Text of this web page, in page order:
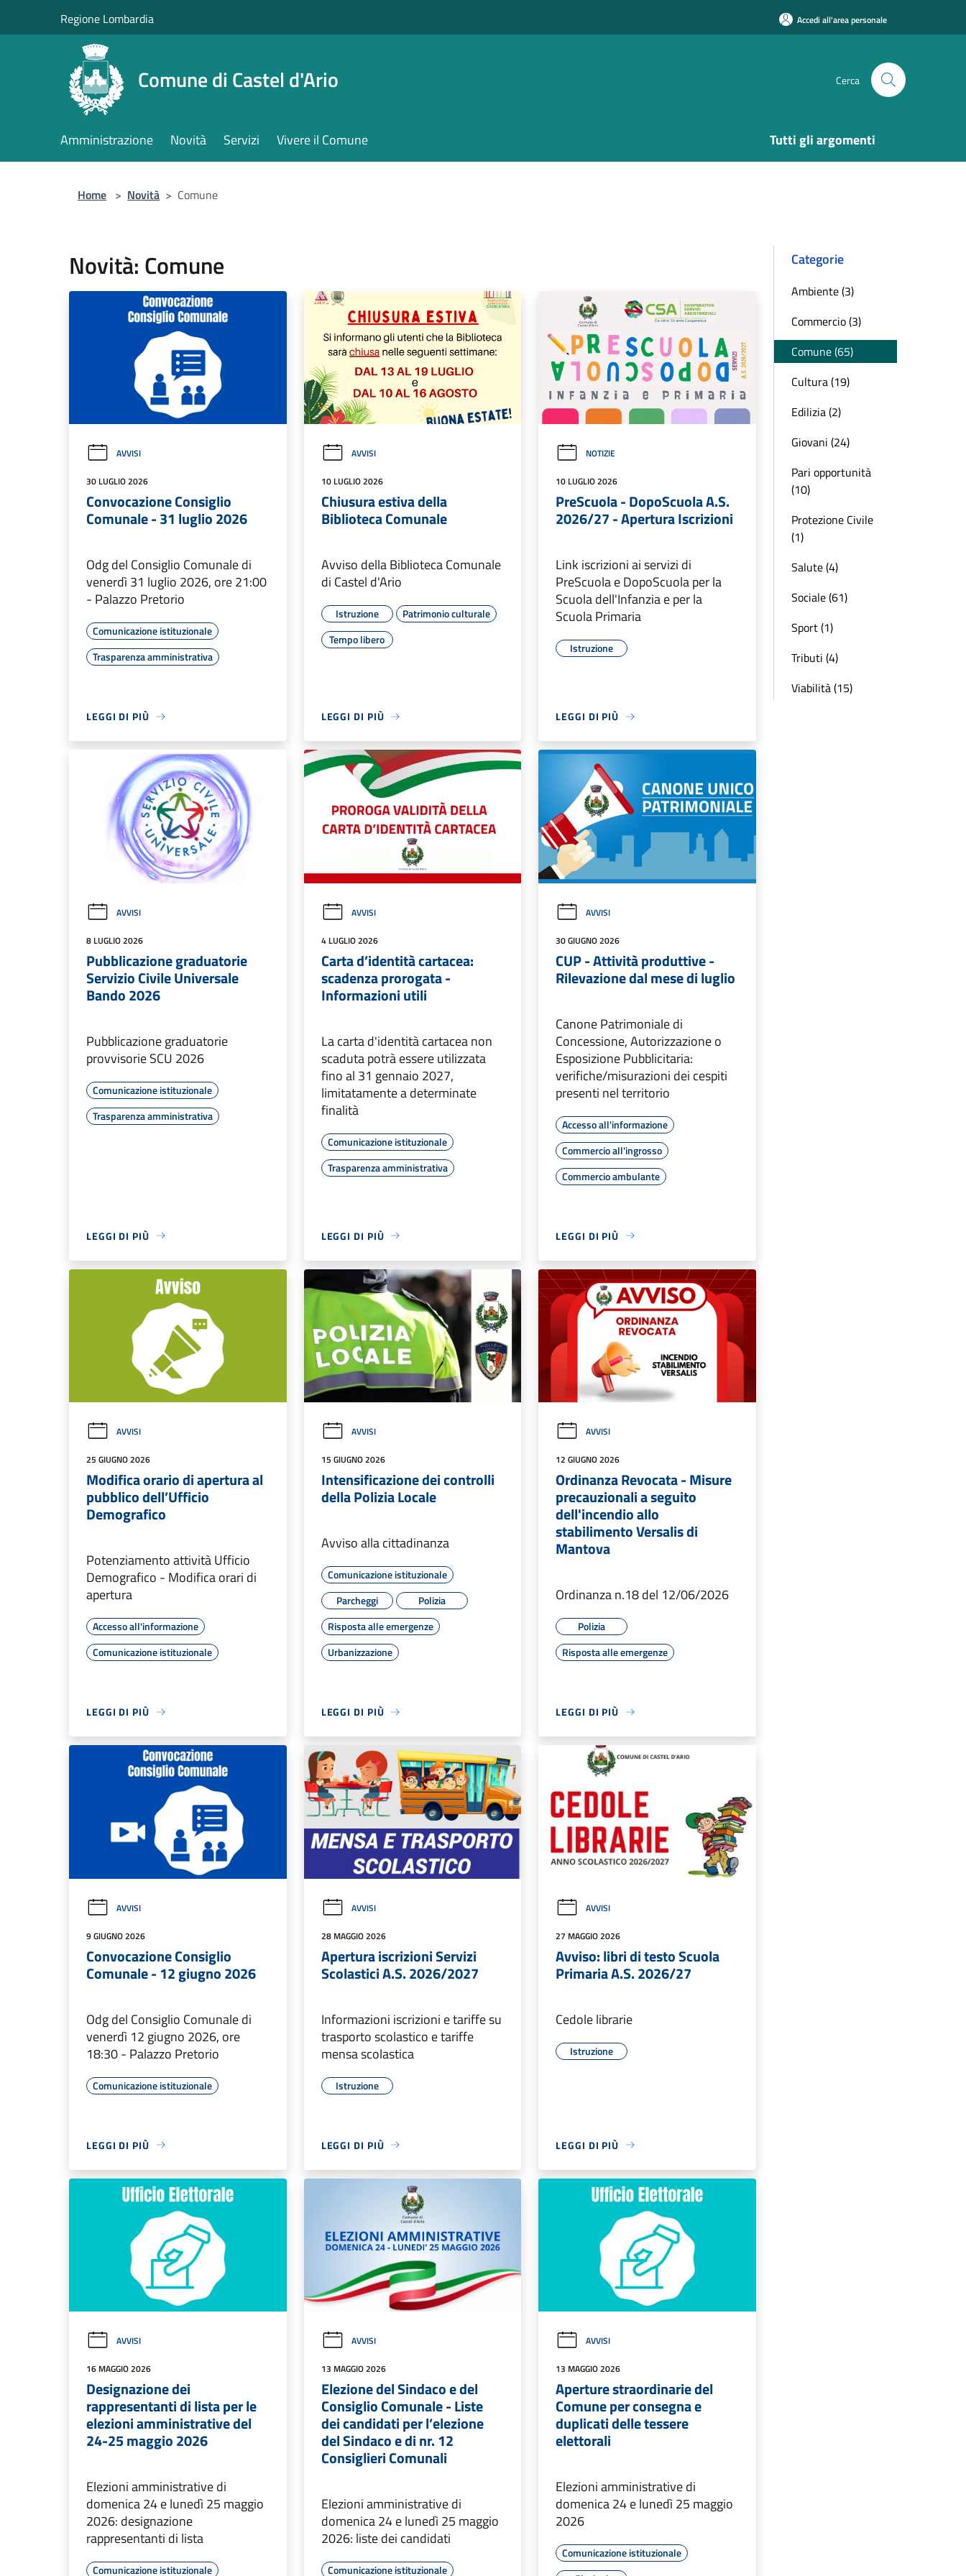
Regione Lombardia Accedi all'area personale
Comune di Castel d'Ario Cerca
Amministrazione Novità Servizi Vivere il Comune Tutti gli argomenti
Home > Novità > Comune
Novità: Comune
AVVISI
30 LUGLIO 2026
Convocazione Consiglio
Comunale - 31 luglio 2026
Odg del Consiglio Comunale di
venerdì 31 luglio 2026, ore 21:00
- Palazzo Pretorio
Comunicazione istituzionale
Trasparenza amministrativa
LEGGI DI PIÙ
AVVISI
10 LUGLIO 2026
Chiusura estiva della
Biblioteca Comunale
Avviso della Biblioteca Comunale
di Castel d'Ario
Istruzione
Patrimonio culturale
Tempo libero
LEGGI DI PIÙ
NOTIZIE
10 LUGLIO 2026
PreScuola - DopoScuola A.S.
2026/27 - Apertura Iscrizioni
Link iscrizioni ai servizi di
PreScuola e DopoScuola per la
Scuola dell'Infanzia e per la
Scuola Primaria
Istruzione
LEGGI DI PIÙ
AVVISI
8 LUGLIO 2026
Pubblicazione graduatorie
Servizio Civile Universale
Bando 2026
Pubblicazione graduatorie
provvisorie SCU 2026
Comunicazione istituzionale
Trasparenza amministrativa
LEGGI DI PIÙ
AVVISI
4 LUGLIO 2026
Carta d’identità cartacea:
scadenza prorogata -
Informazioni utili
La carta d'identità cartacea non
scaduta potrà essere utilizzata
fino al 31 gennaio 2027,
limitatamente a determinate
finalità
Comunicazione istituzionale
Trasparenza amministrativa
LEGGI DI PIÙ
AVVISI
30 GIUGNO 2026
CUP - Attività produttive -
Rilevazione dal mese di luglio
Canone Patrimoniale di
Concessione, Autorizzazione o
Esposizione Pubblicitaria:
verifiche/misurazioni dei cespiti
presenti nel territorio
Accesso all'informazione
Commercio all'ingrosso
Commercio ambulante
LEGGI DI PIÙ
AVVISI
25 GIUGNO 2026
Modifica orario di apertura al
pubblico dell’Ufficio
Demografico
Potenziamento attività Ufficio
Demografico - Modifica orari di
apertura
Accesso all'informazione
Comunicazione istituzionale
LEGGI DI PIÙ
AVVISI
15 GIUGNO 2026
Intensificazione dei controlli
della Polizia Locale
Avviso alla cittadinanza
Comunicazione istituzionale
Parcheggi
Polizia
Risposta alle emergenze
Urbanizzazione
LEGGI DI PIÙ
AVVISI
12 GIUGNO 2026
Ordinanza Revocata - Misure
precauzionali a seguito
dell'incendio allo
stabilimento Versalis di
Mantova
Ordinanza n.18 del 12/06/2026
Polizia
Risposta alle emergenze
LEGGI DI PIÙ
AVVISI
9 GIUGNO 2026
Convocazione Consiglio
Comunale - 12 giugno 2026
Odg del Consiglio Comunale di
venerdì 12 giugno 2026, ore
18:30 - Palazzo Pretorio
Comunicazione istituzionale
LEGGI DI PIÙ
AVVISI
28 MAGGIO 2026
Apertura iscrizioni Servizi
Scolastici A.S. 2026/2027
Informazioni iscrizioni e tariffe su
trasporto scolastico e tariffe
mensa scolastica
Istruzione
LEGGI DI PIÙ
AVVISI
27 MAGGIO 2026
Avviso: libri di testo Scuola
Primaria A.S. 2026/27
Cedole librarie
Istruzione
LEGGI DI PIÙ
AVVISI
16 MAGGIO 2026
Designazione dei
rappresentanti di lista per le
elezioni amministrative del
24-25 maggio 2026
Elezioni amministrative di
domenica 24 e lunedì 25 maggio
2026: designazione
rappresentanti di lista
Comunicazione istituzionale
AVVISI
13 MAGGIO 2026
Elezione del Sindaco e del
Consiglio Comunale - Liste
dei candidati per l’elezione
del Sindaco e di nr. 12
Consiglieri Comunali
Elezioni amministrative di
domenica 24 e lunedì 25 maggio
2026: liste dei candidati
Comunicazione istituzionale
AVVISI
13 MAGGIO 2026
Aperture straordinarie del
Comune per consegna e
duplicati delle tessere
elettorali
Elezioni amministrative di
domenica 24 e lunedì 25 maggio
2026
Comunicazione istituzionale
Categorie
Ambiente (3)
Commercio (3)
Comune (65)
Cultura (19)
Edilizia (2)
Giovani (24)
Pari opportunità
(10)
Protezione Civile
(1)
Salute (4)
Sociale (61)
Sport (1)
Tributi (4)
Viabilità (15)